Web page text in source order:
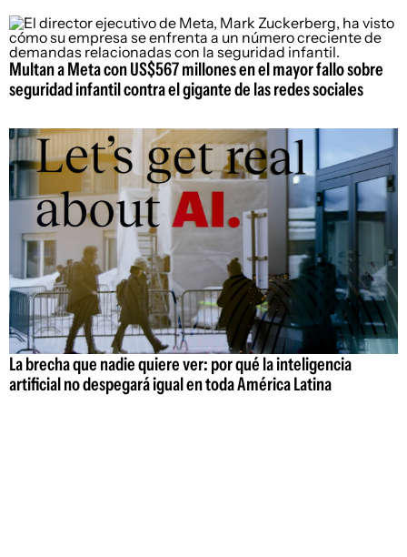
Multan a Meta con US$567 millones en el mayor fallo sobre
seguridad infantil contra el gigante de las redes sociales
La brecha que nadie quiere ver: por qué la inteligencia
artificial no despegará igual en toda América Latina